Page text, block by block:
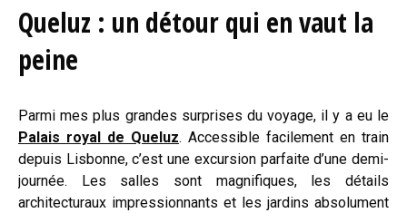
Queluz : un détour qui en vaut la
peine
Parmi mes plus grandes surprises du voyage, il y a eu le
Palais royal de Queluz. Accessible facilement en train
depuis Lisbonne, c’est une excursion parfaite d’une demi-
journée. Les salles sont magnifiques, les détails
architecturaux impressionnants et les jardins absolument